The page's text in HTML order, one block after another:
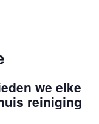
we elke
reiniging